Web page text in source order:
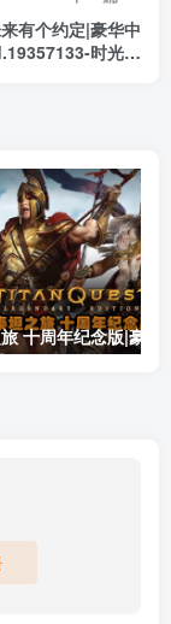
有个约定|豪华中
时光未